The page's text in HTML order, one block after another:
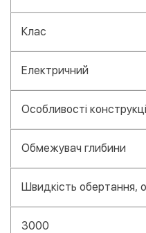
Клас
Електричний
Особливості
Обмежувач глибини
Швидкість обертання,
3000